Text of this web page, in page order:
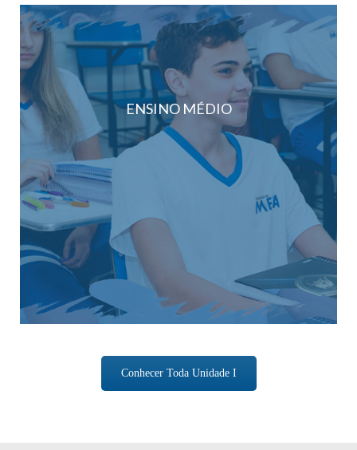
ENSINO MÉDIO
Conhecer Toda Unidade I